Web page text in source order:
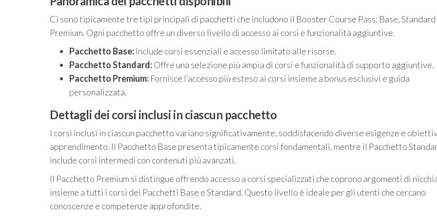
Ci sono tipicamente tre tipi principali di pacchetti che includono il Booster Course Pass: Base, Standard
Premium. Ogni pacchetto offre un diverso livello di accesso ai corsi e funzionalità aggiuntive.
Pacchetto Base: Include corsi essenziali e accesso limitato alle risorse.
Pacchetto Standard:Offre una selezione più ampia di corsi e funzionalità di supporto aggiuntive.
Pacchetto Premium: Fornisce l’accesso più esteso ai corsi insieme a bonus esclusivi e guida
personalizzata.
Dettagli dei corsi inclusi in ciascun pacchetto
I corsi inclusi in ciascun pacchetto variano significativamente, soddisfacendo diverse esigenze e
apprendimento. Il Pacchetto Base presenta tipicamente corsi fondamentali, mentre il Pacchetto
include corsi intermedi con contenuti più avanzati.
Il Pacchetto Premium si distingue offrendo accesso a corsi specializzati che coprono argomenti di
insieme a tutti i corsi dei Pacchetti Base e Standard. Questo livello è ideale per gli utenti che cercano
conoscenze e competenze approfondite.